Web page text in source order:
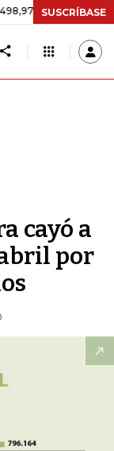
+$ 8.753,81 +2,19%
SUSCRÍBASE
cayó a
por